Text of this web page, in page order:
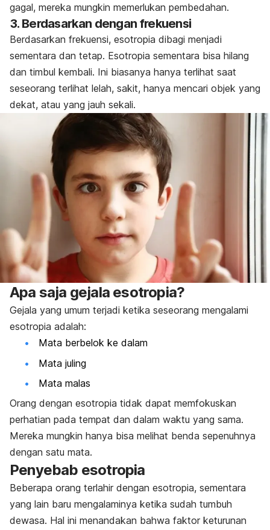
gagal, mereka mungkin memerlukan pembedahan.
3. Berdasarkan dengan frekuensi
Berdasarkan frekuensi, esotropia dibagi menjadi
sementara dan tetap. Esotropia sementara bisa hilang
dan timbul kembali. Ini biasanya hanya terlihat saat
seseorang terlihat lelah, sakit, hanya mencari objek yang
dekat, atau yang jauh sekali.
Apa saja gejala esotropia?
Gejala yang umum terjadi ketika seseorang mengalami
esotropia adalah:
Mata berbelok ke dalam
Mata juling
Mata malas
Orang dengan esotropia tidak dapat memfokuskan
perhatian pada tempat dan dalam waktu yang sama.
Mereka mungkin hanya bisa melihat benda sepenuhnya
dengan satu mata.
Penyebab esotropia
Beberapa orang terlahir dengan esotropia, sementara
yang lain baru mengalaminya ketika sudah tumbuh
dewasa. Hal ini menandakan bahwa faktor keturunan